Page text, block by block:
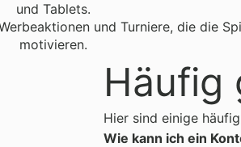
und Tablets.
und Turniere, die die
motivieren.
Häufig
Hier sind einige
Wie kann ich ein